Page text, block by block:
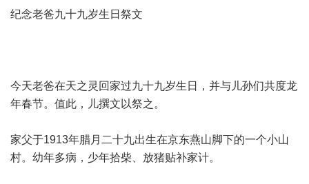
纪念老爸九十九岁生日祭文
今天老爸在天之灵回家过九十九岁生日，并与儿孙们共度龙
年春节。值此，儿撰文以祭之。
家父于1913年腊月二十九出生在京东燕山脚下的一个小山
村。幼年多病，少年拾柴、放猪贴补家计。